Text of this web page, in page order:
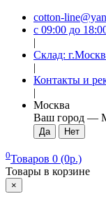
cotton-
с 09:00 до
|
Склад:
|
Контакты и
|
Москва
Ваш город —
0Товаров 0 (0р.)
Товары в корзине
×